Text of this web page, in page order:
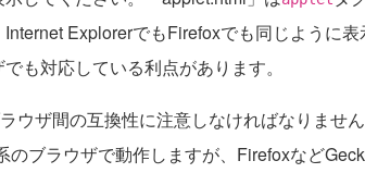
ExplorerでもFirefoxでも同じように表
も対応している利点があります。
ウザ間の互換性に注意しなければなりませ
のブラウザで動作しますが、Firefoxなど